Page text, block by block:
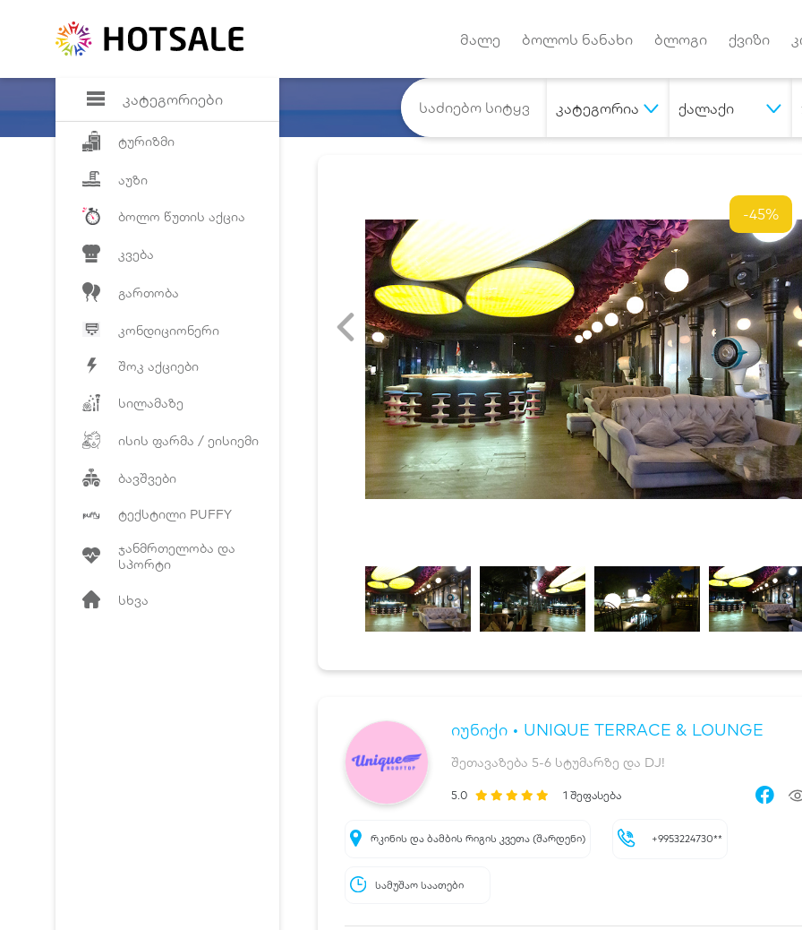
კატეგორიები
ტურიზმი
აუზი
ბოლო წუთის აქცია
კვება
გართობა
კონდიციონერი
შოკ აქციები
სილამაზე
ისის ფარმა / ეისიემი
ბავშვები
ტექსტილი PUFFY
ჯანმრთელობა და
სპორტი
სხვა
მალე ბოლოს ნანახი ბლოგი ქვიზი
კატეგორია ქალაქი
-45%
იუნიქი • UNIQUE TERRACE & LOUNGE
შეთავაზება 5-6 სტუმარზე და DJ!
5.0 1 შეფასება
რკინის და ბამბის რიგის კვეთა (შარდენი) +9953224730**
სამუშაო საათები